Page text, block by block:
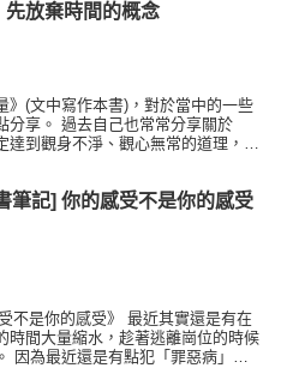
先放棄時間的概念
》(文中寫作本書)，對於當中的一些
分享。 過去自己也常常分享關於
達到觀身不淨、觀心無常的道理，卻
筆記] 你的感受不是你的感受
不是你的感受》 最近其實還是有在
時間大量縮水，趁著逃離崗位的時候
因為最近還是有點犯「罪惡病」，